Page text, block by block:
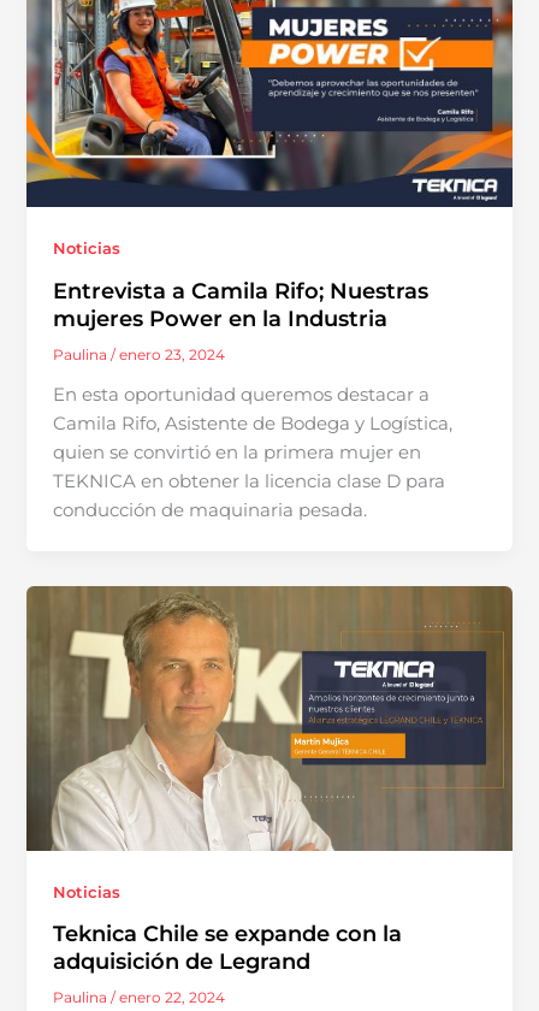
Noticias
Entrevista a Camila Rifo; Nuestras
mujeres Power en la Industria
Paulina/enero 23, 2024
En esta oportunidad queremos destacar a
Camila Rifo, Asistente de Bodega y Logística,
quien se convirtió en la primera mujer en
TEKNICA en obtener la licencia clase D para
conducción de maquinaria pesada.
Noticias
Teknica Chile se expande con la
adquisición de Legrand
Paulina/enero 22, 2024